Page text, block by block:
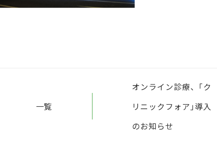
一覧
オンライン診療、｢ク
リニックフォア｣導入
のお知らせ